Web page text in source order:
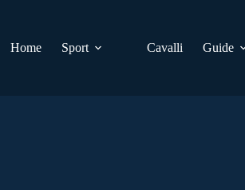
Home
Sport Cavalli Guide